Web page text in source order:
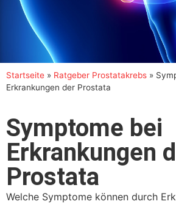
Startseite » Ratgeber Prostatakrebs »
Erkrankungen der Prostata
Symptome bei
Erkrankungen
Prostata
Welche Symptome können durch